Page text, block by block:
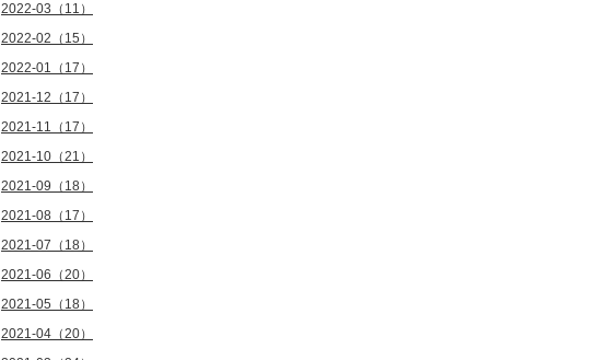
2022-03（11）
2022-02（15）
2022-01（17）
2021-12（17）
2021-11（17）
2021-10（21）
2021-09（18）
2021-08（17）
2021-07（18）
2021-06（20）
2021-05（18）
2021-04（20）